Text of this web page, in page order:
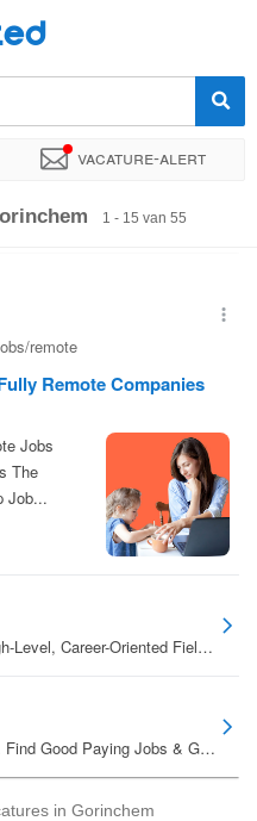
Vacature-alert
Bedrijf Uitzendbureau
1 - 15 van 55
in Gorinchem